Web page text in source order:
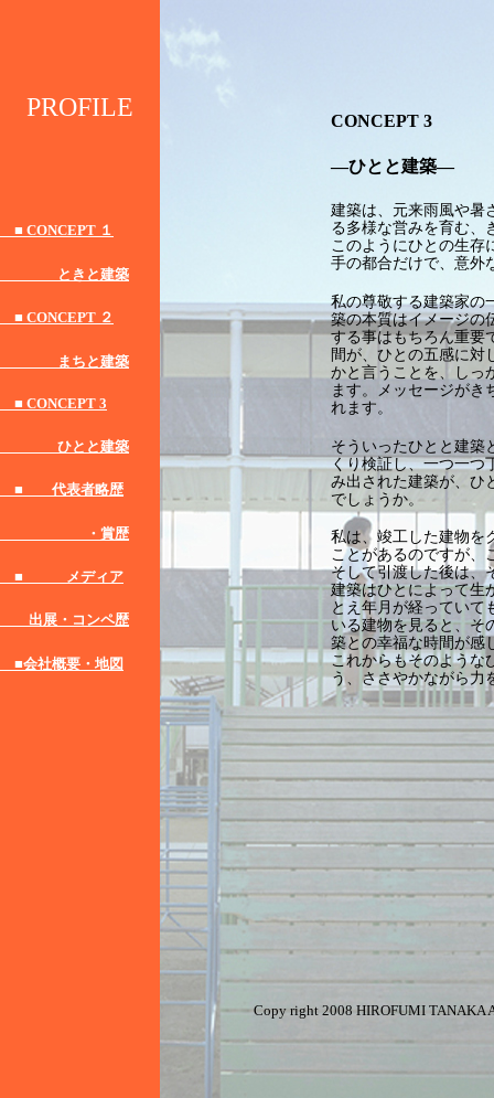
CONCEPT 3
―ひとと建築―
建築は、元来雨風や暑
る多様な営みを育む、
このようにひとの生存
手の都合だけで、意外
私の尊敬する建築家の
築の本質はイメージの
する事はもちろん重要
間が、ひとの五感に対
かと言うことを、しっ
ます。メッセージがき
れます。
そういったひとと建築
くり検証し、一つ一つ
み出された建築が、ひ
でしょうか。
私は、竣工した建物を
ことがあるのですが、
そして引渡した後は、
建築はひとによって生
とえ年月が経っていて
いる建物を見ると、そ
築との幸福な時間が感
これからもそのような
う、ささやかながら力
PROFILE
■ CONCEPT １
ときと建築
■ CONCEPT ２
まちと建築
■ CONCEPT 3
ひとと建築
■ 代表者略歴
・賞歴
■ メディア
出展・コンペ歴
■会社概要・地図
Copy right 2008 HIROFUMI TANAKA